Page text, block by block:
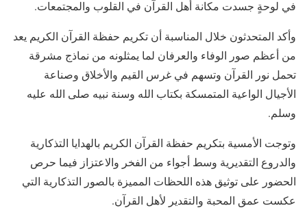
في لوحةٍ جسدت مكانة أهل القرآن في القلوب والمجتمعات.
وأكد المتحدثون خلال المناسبة أن تكريم حفظة القرآن الكريم يعد
من أعظم صور الوفاء والعرفان لما يمثلونه من نماذج مشرقة
تحمل نور القرآن وتسهم في غرس القيم والأخلاق وصناعة
الأجيال الواعية المتمسكة بكتاب الله وسنة نبيه صلى الله عليه
وسلم.
وتوجت الأمسية بتكريم حفظة القرآن الكريم بالهدايا التذكارية
والدروع التقديرية وسط أجواء من الفخر والاعتزاز فيما حرص
الحضور على توثيق هذه اللحظات المميزة بالصور التذكارية التي
عكست عمق المحبة والتقدير لأهل القرآن.